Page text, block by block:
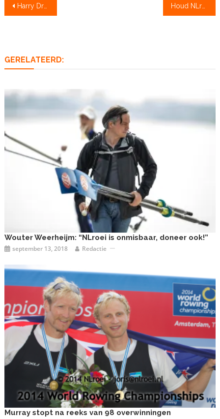
Bericht
Harry Droog: 80 jaar en nog steeds aan de wereldtop Houd NLroei op 1 , doe vandaag mee aan de crowdfunding !
GERELATEERD:
Wouter Weerheijm: “NLroei is onmisbaar, doneer ook!”
september 13, 2018 Redactie
Murray stopt na reeks van 98 overwinningen